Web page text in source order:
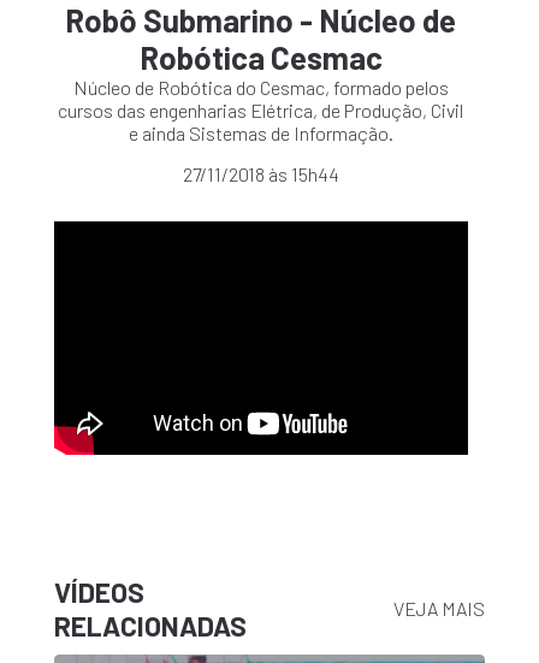
Robô Submarino - Núcleo de
Robótica Cesmac
Núcleo de Robótica do Cesmac, formado pelos
cursos das engenharias Elétrica, de Produção, Civil
e ainda Sistemas de Informação.
27/11/2018 às 15h44
VÍDEOS
RELACIONADAS
VEJA MAIS